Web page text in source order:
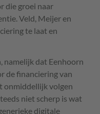
die groei naar
Veld, Meijer en
te laat en
namelijk dat Eenhoorn
de financiering van
onmiddellijk volgen
niet scherp is wat
digitale